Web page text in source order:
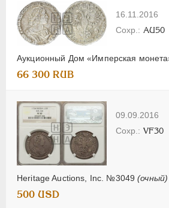
16.11.2016
Аукционный Дом «Имперская
AU50
66 300 RUB
09.09.2016
Heritage Auctions, Inc. №3049(очный)
VF30
500 USD